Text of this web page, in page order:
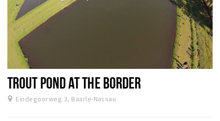
TROUT POND AT THE BORDER
Eindegoorweg 3, Baarle-Nassau